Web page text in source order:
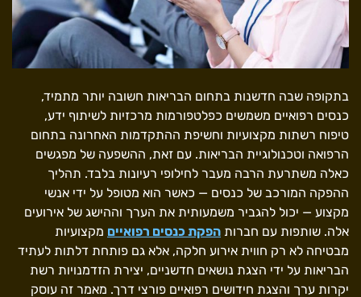
בתקופה שבה חדשנות בתחום הבריאות חשובה יותר מתמיד,
כנסים רפואיים משמשים כפלטפורמות מרכזיות לשיתוף ידע,
טיפוח רשתות מקצועיות וחשיפת ההתקדמות האחרונה בתחום
הרפואה וטכנולוגיית הבריאות. עם זאת, ההשפעה של מפגשים
כאלה משתרעת הרבה מעבר לחילופי רעיונות בלבד. תהליך
ההפקה המורכב של כנסים — כאשר הוא מטופל על ידי אנשי
מקצוע — יכול להגביר משמעותית את הערך וההישג של אירועים
אלה. שותפות עם חברות הפקת כנסים רפואיים מקצועיות
מבטיחה לא רק חווית אירוע חלקה, אלא גם פותחת דלתות לעתיד
הבריאות על ידי הצגת נושאים חדשניים, יצירת הזדמנויות רשת
יקרות ערך והצגת חידושים רפואיים פורצי דרך. מאמר זה עוסק